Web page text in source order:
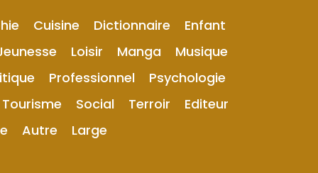
Cuisine Dictionnaire
Enfant
Loisir Manga
Musique
Professionnel
Psychologie
Tourisme
Social Terroir
Editeur
Autre Large